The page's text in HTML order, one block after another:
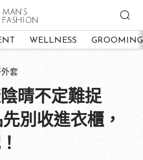
WELLNESS GROOMING
套
晴不定難捉
別收進衣櫃，